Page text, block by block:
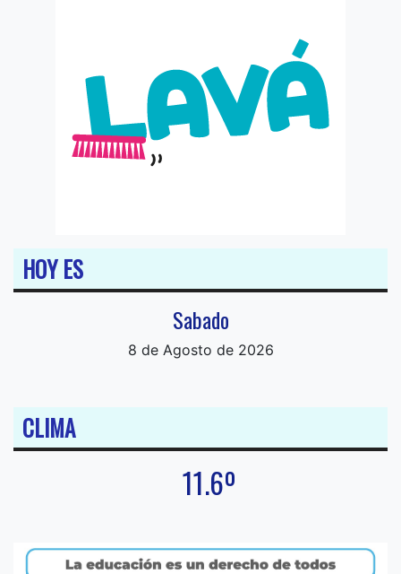
HOY ES
Sabado
8 de Agosto de 2026
CLIMA
11.6º